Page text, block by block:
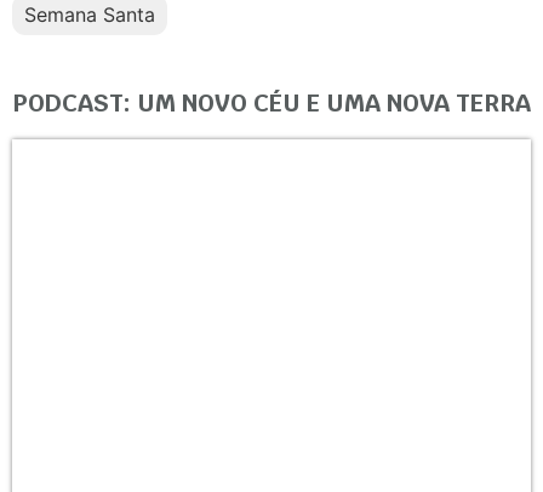
Semana Santa
PODCAST: UM NOVO CÉU E UMA NOVA TERRA